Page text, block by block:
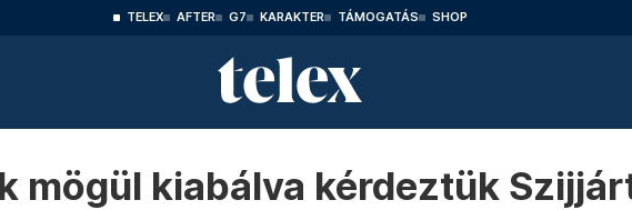
TELEX AFTER G7 KARAKTER TÁMOGATÁS SHOP
mögül kiabálva kérdeztük